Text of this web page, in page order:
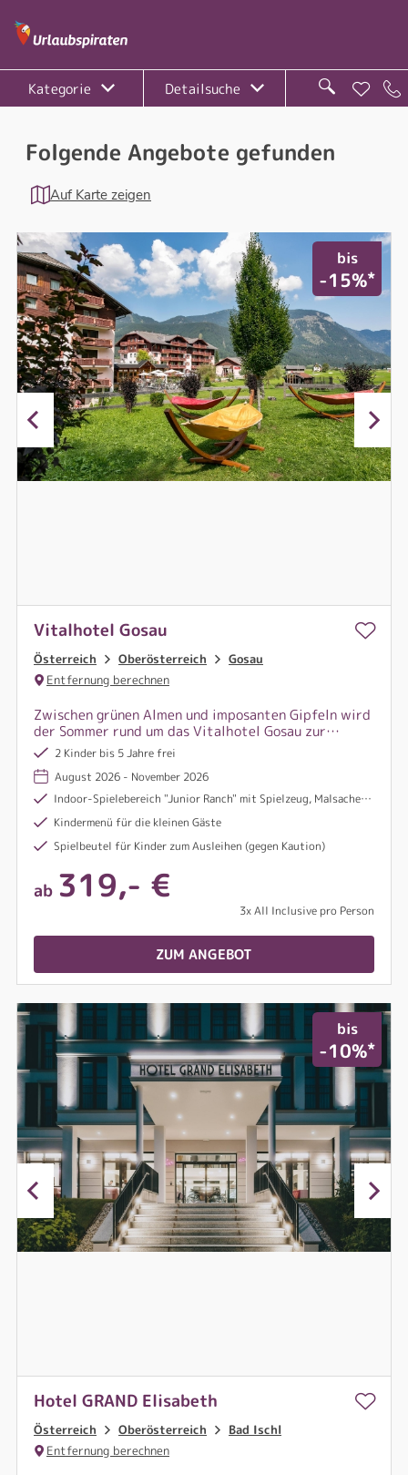
Kategorie Detailsuche
Folgende Angebote gefunden
Auf Karte zeigen
bis
-15%*
Vitalhotel Gosau
Österreich Oberösterreich
Gosau
Entfernung berechnen
Zwischen grünen Almen und imposanten Gipfeln wird
der Sommer rund um das Vitalhotel Gosau zur
wohltuenden Auszeit – eingebettet in die Natur des
Dachstein.
2 Kinder bis 5 Jahre frei
August 2026 - November 2026
Indoor-Spielebereich "Junior Ranch" mit Spielzeug, Malsachen, Trampolin und vielem mehr
Kindermenü für die kleinen Gäste
Spielbeutel für Kinder zum Ausleihen (gegen Kaution)
ab 319,- €
3x All Inclusive pro Person
ZUM ANGEBOT
bis
-10%*
Hotel GRAND Elisabeth
Österreich Oberösterreich
Bad Ischl
Entfernung berechnen